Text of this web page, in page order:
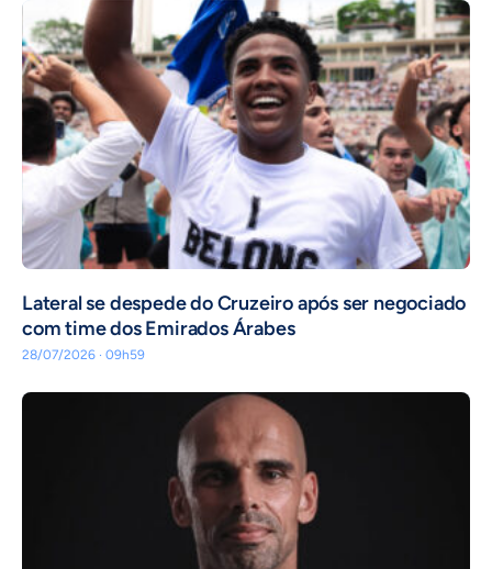
Lateral se despede do Cruzeiro após ser negociado
com time dos Emirados Árabes
28/07/2026 · 09h59